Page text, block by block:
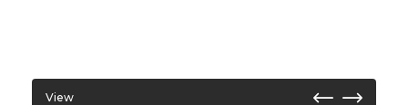
View